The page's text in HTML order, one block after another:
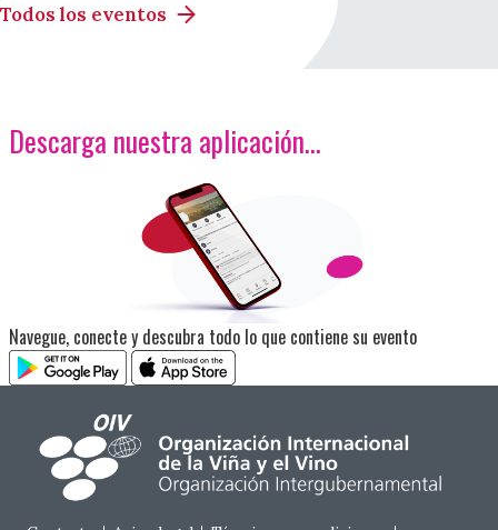
Todos los eventos
Descarga nuestra aplicación…
<p>Imagen</p>
Navegue, conecte y descubra todo lo que contiene su evento